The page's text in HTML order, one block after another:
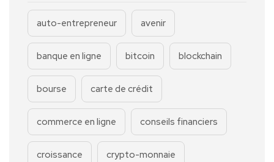
auto-entrepreneur avenir
banque en ligne bitcoin blockchain
bourse carte de crédit
commerce en ligne conseils financiers
croissance crypto-monnaie